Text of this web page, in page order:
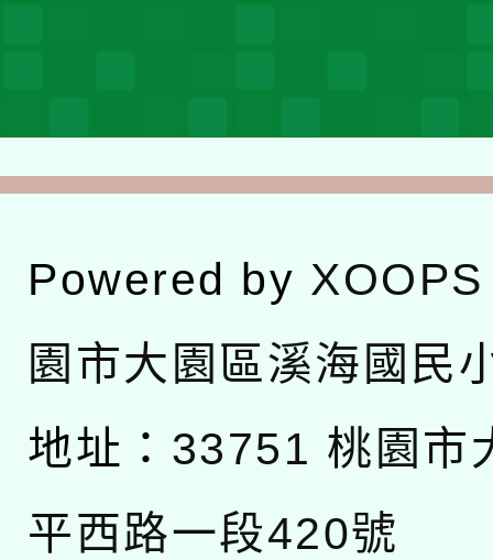
Powered by XOOPS
園市大園區溪海國民
地址： 33751 桃園市
平西路一段420號